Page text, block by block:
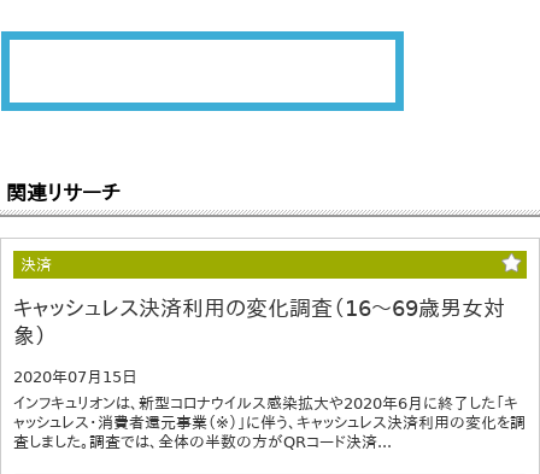
関連リサーチ
決済
キャッシュレス決済利用の変化調査（16～69歳男女対
象）
2020年07月15日
インフキュリオンは、新型コロナウイルス感染拡大や2020年6月に終了した「キ
ャッシュレス・消費者還元事業（※）」に伴う、キャッシュレス決済利用の変化を調
査しました。調査では、全体の半数の方がQRコード決済...